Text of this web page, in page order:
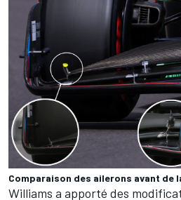
Comparaison des ailerons avant de
Williams a apporté des